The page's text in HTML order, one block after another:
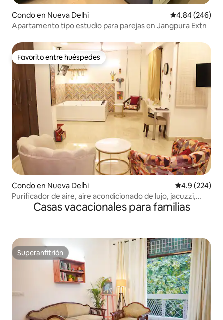
Condo en Nueva Delhi Calificación
4.84 (246)
Apartamento tipo estudio para parejas en Jangpura Extn
Favorito entre huéspedes
Favorito entre huéspedes
Condo en Nueva Delhi Calificación
4.9 (224)
Purificador de aire, aire acondicionado de lujo, jacuzzi,
suite de 1 habitación y 1 baño 11
Casas vacacionales para familias
Superanfitrión
Superanfitrión